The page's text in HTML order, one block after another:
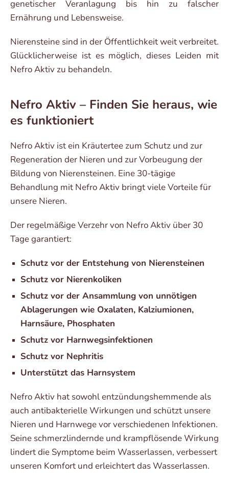
genetischer Veranlagung bis hin zu falscher
Ernährung und Lebensweise.
Nierensteine sind in der Öffentlichkeit weit verbreitet.
Glücklicherweise ist es möglich, dieses Leiden mit
Nefro Aktiv zu behandeln.
Nefro Aktiv – Finden Sie heraus, wie
es funktioniert
Nefro Aktiv ist ein Kräutertee zum Schutz und zur
Regeneration der Nieren und zur Vorbeugung der
Bildung von Nierensteinen. Eine 30-tägige
Behandlung mit Nefro Aktiv bringt viele Vorteile für
unsere Nieren.
Der regelmäßige Verzehr von Nefro Aktiv über 30
Tage garantiert:
Schutz vor der Entstehung von Nierensteinen
Schutz vor Nierenkoliken
Schutz vor der Ansammlung von unnötigen
Ablagerungen wie Oxalaten, Kalziumionen,
Harnsäure, Phosphaten
Schutz vor Harnwegsinfektionen
Schutz vor Nephritis
Unterstützt das Harnsystem
Nefro Aktiv hat sowohl entzündungshemmende als
auch antibakterielle Wirkungen und schützt unsere
Nieren und Harnwege vor verschiedenen Infektionen.
Seine schmerzlindernde und krampflösende Wirkung
lindert die Symptome beim Wasserlassen, verbessert
unseren Komfort und erleichtert das Wasserlassen.